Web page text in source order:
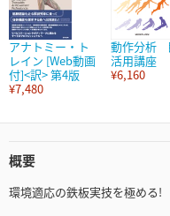
アナトミー・ト
レイン [Web動画
付]<訳> 第4版
¥7,480
動作分析
活用講座
¥6,160
概要
環境適応の鉄板実技を極める!